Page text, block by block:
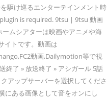
駆け巡るエンターテインメント時
is required. 9tsu | 9tsu 動画
ムシアターは映画やアニメや海
イトです。動画は
動画,Dailymotion等で視
終了 » 放送終了 » アシガール 5話
アップサーバーを選択してくださ
にある画像として音をオンにし